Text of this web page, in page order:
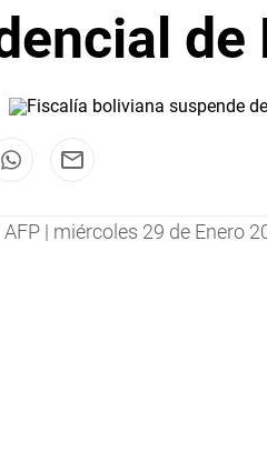
de
| miércoles 29 de Enero